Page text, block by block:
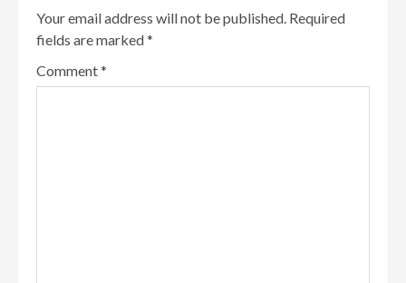
Your email address will not be published. Required
fields are marked*
Comment*